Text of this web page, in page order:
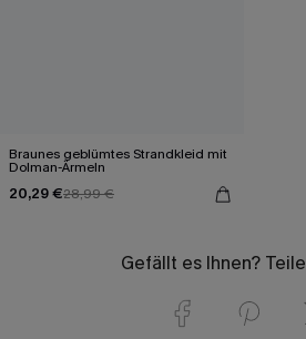
Braunes geblümtes Strandkleid mit
Dolman-Ärmeln
20,29 €28,99 €
Gefällt es Ihnen?